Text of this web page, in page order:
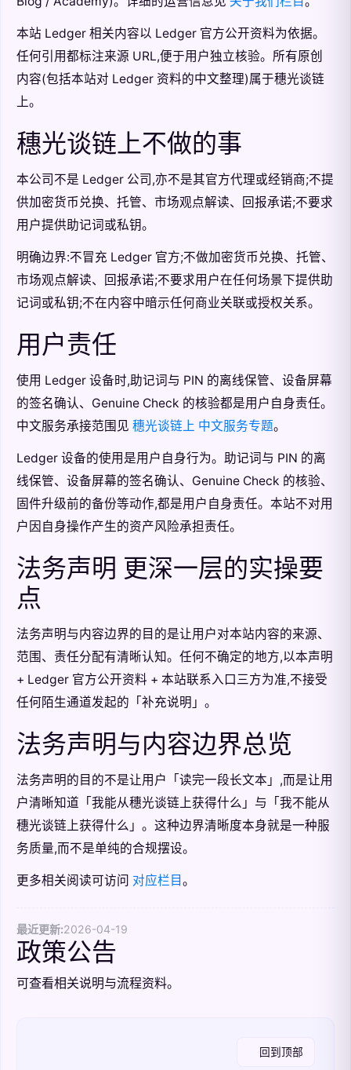
本站 Ledger 相关内容以 Ledger 官方公开资料为依据。
任何引用都标注来源 URL,便于用户独立核验。所有原创
内容(包括本站对 Ledger 资料的中文整理)属于穗光谈链
上。
穗光谈链上不做的事
本公司不是 Ledger 公司,亦不是其官方代理或经销商;不提
供加密货币兑换、托管、市场观点解读、回报承诺;不要求
用户提供助记词或私钥。
明确边界:不冒充 Ledger 官方;不做加密货币兑换、托管、
市场观点解读、回报承诺;不要求用户在任何场景下提供助
记词或私钥;不在内容中暗示任何商业关联或授权关系。
用户责任
使用 Ledger 设备时,助记词与 PIN 的离线保管、设备屏幕
的签名确认、Genuine Check 的核验都是用户自身责任。
中文服务承接范围见 穗光谈链上 中文服务专题。
Ledger 设备的使用是用户自身行为。助记词与 PIN 的离
线保管、设备屏幕的签名确认、Genuine Check 的核验、
固件升级前的备份等动作,都是用户自身责任。本站不对用
户因自身操作产生的资产风险承担责任。
法务声明 更深一层的实操要
点
法务声明与内容边界的目的是让用户对本站内容的来源、
范围、责任分配有清晰认知。任何不确定的地方,以本声明
+ Ledger 官方公开资料 + 本站联系入口三方为准,不接受
任何陌生通道发起的「补充说明」。
法务声明与内容边界总览
法务声明的目的不是让用户「读完一段长文本」,而是让用
户清晰知道「我能从穗光谈链上获得什么」与「我不能从
穗光谈链上获得什么」。这种边界清晰度本身就是一种服
务质量,而不是单纯的合规摆设。
更多相关阅读可访问 对应栏目 。
最近更新:2026-04-19
政策公告
可查看相关说明与流程资料。
回到顶部